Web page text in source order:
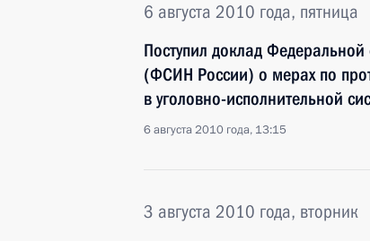
6 августа 2010 года, пятница
Поступил доклад
(ФСИН России) о мерах по
в уголовно-исполнительной
6 августа 2010 года, 13:15
3 августа 2010 года, вторник